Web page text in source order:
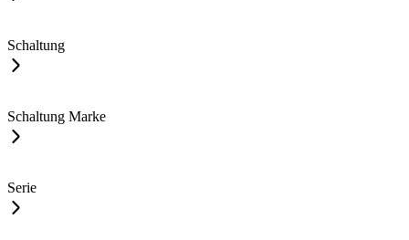
Schaltung
Schaltung Marke
Serie